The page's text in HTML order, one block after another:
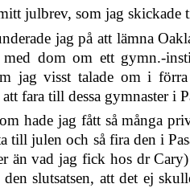
julbrev, som jag
jag på att lämna
dom om ett gymn.-
jag visst talade om i
fara till dessa gymnaster i
hade jag fått så många
till julen och så fira den i
än vad jag fick hos dr
slutsatsen, att det ej